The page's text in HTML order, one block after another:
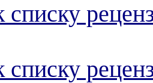
списку
списку